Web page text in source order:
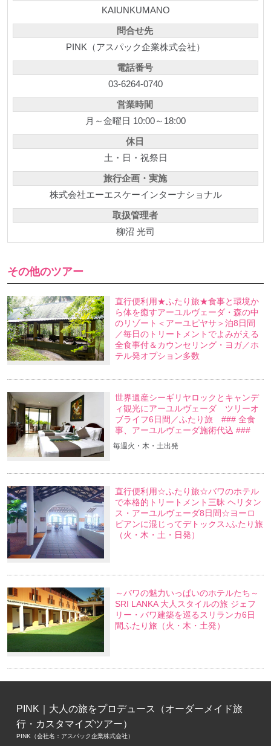
KAIUNKUMANO
問合せ先
PINK（アスパック企業株式会社）
電話番号
03-6264-0740
営業時間
月～金曜日 10:00～18:00
休日
土・日・祝祭日
旅行企画・実施
株式会社エーエスケーインターナショナル
取扱管理者
柳沼 光司
その他のツアー
直行便利用★ふたり旅★食事と環境か
ら体を癒すアーユルヴェーダ・森の中
のリゾート＜アーユピヤサ＞泊8日間
／毎日のトリートメントでよみがえる
全食事付＆カウンセリング・ヨガ／ホ
テル発オプション多数
世界遺産シーギリヤロックとキャンデ
ィ観光にアーユルヴェーダ ツリーオ
ブライフ6日間／ふたり旅 ### 全食
事、アーユルヴェーダ施術代込 ###
毎週火・木・土出発
直行便利用☆ふたり旅☆バワのホテル
で本格的トリートメント三昧 ヘリタン
ス・アーユルヴェーダ8日間☆ヨーロ
ピアンに混じってデトックス♪ふたり旅
（火・木・土・日発）
～バワの魅力いっぱいのホテルたち～
SRI LANKA 大人スタイルの旅 ジェフ
リー・バワ建築を巡るスリランカ6日
間ふたり旅（火・木・土発）
PINK｜大人の旅をプロデュース（オーダーメイド旅
行・カスタマイズツアー）
PINK（会社名：アスパック企業株式会社）